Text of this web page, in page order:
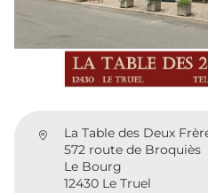
La Table des Deux
572 route de Broquiès
Le Bourg
12430 Le Truel